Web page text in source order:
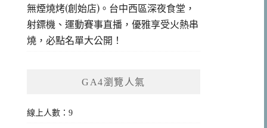
無煙燒烤(創始店)。台中西區深夜食堂，
射鏢機、運動賽事直播，優雅享受火熱串
燒，必點名單大公開！
GA4瀏覽人氣
線上人數：9